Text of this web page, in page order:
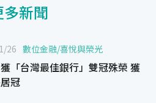
多新聞
26 數位金融/喜悅與榮光
「台灣最佳銀行」雙冠殊榮 獲
冠